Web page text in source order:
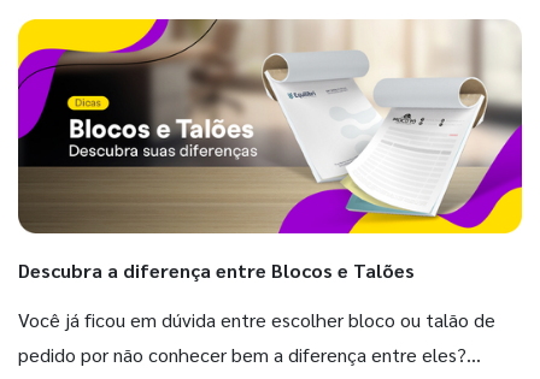
Descubra a diferença entre Blocos e Talões
Você já ficou em dúvida entre escolher bloco ou talão de
pedido por não conhecer bem a diferença entre eles?